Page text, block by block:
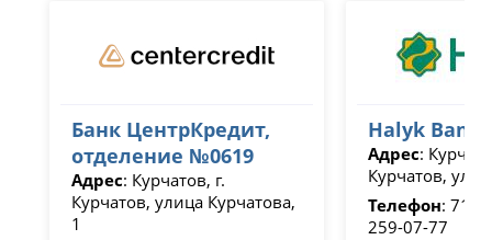
Банк ЦентрКредит,
отделение №0619
Адрес: Курчатов, г.
Курчатов, улица Курчатова,
1
Halyk Bank
Адрес:
Курчатов,
Телефон:
259-07-77